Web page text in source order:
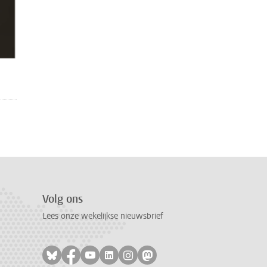
Volg ons
Lees onze wekelijkse nieuwsbrief
Volg ons op bluesky
Volg ons op facebook
Volg ons op youtube
Volg ons op linkedin
Volg ons op instagram
Volg ons op mastodon